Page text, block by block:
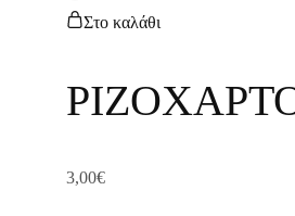
Στο καλάθι
3,00€